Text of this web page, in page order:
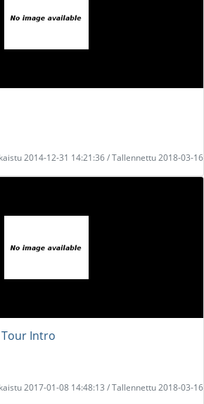
2014-12-31 14:21:36 / Tallennettu 2018-03-16
Tour Intro
2017-01-08 14:48:13 / Tallennettu 2018-03-16